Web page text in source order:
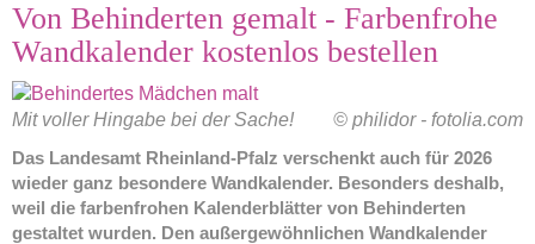
Von Behinderten gemalt - Farbenfrohe
Wandkalender kostenlos bestellen
Mit voller Hingabe bei der Sache!
© philidor - fotolia.com
Das Landesamt Rheinland-Pfalz verschenkt auch für 2026
wieder ganz besondere Wandkalender. Besonders deshalb,
weil die farbenfrohen Kalenderblätter von Behinderten
gestaltet wurden. Den außergewöhnlichen Wandkalender